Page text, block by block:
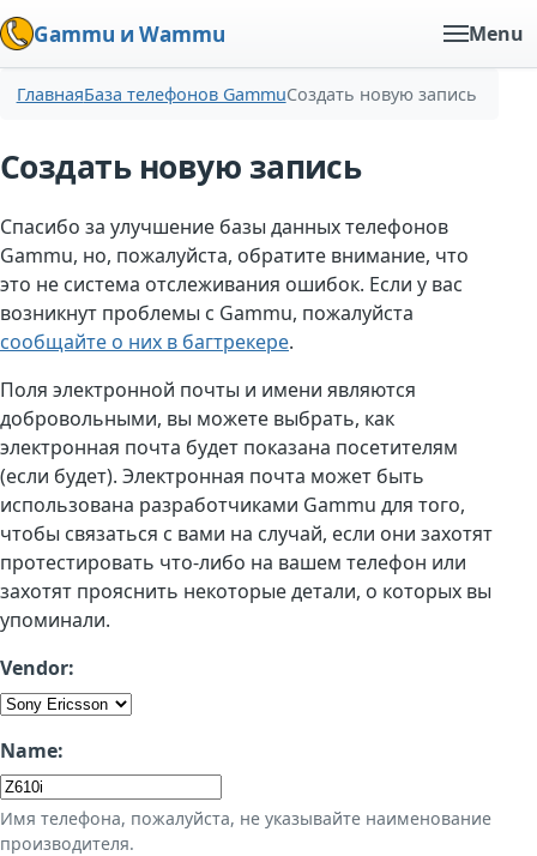
Gammu и Wammu Menu
ГлавнаяБаза телефонов GammuСоздать новую запись
Создать новую запись
Спасибо за улучшение базы данных телефонов
Gammu, но, пожалуйста, обратите внимание, что
это не система отслеживания ошибок. Если у вас
возникнут проблемы с Gammu, пожалуйста
сообщайте о них в багтрекере.
Поля электронной почты и имени являются
добровольными, вы можете выбрать, как
электронная почта будет показана посетителям
(если будет). Электронная почта может быть
использована разработчиками Gammu для того,
чтобы связаться с вами на случай, если они захотят
протестировать что-либо на вашем телефон или
захотят прояснить некоторые детали, о которых вы
упоминали.
Vendor:
Name:
Имя телефона, пожалуйста, не указывайте наименование
производителя.